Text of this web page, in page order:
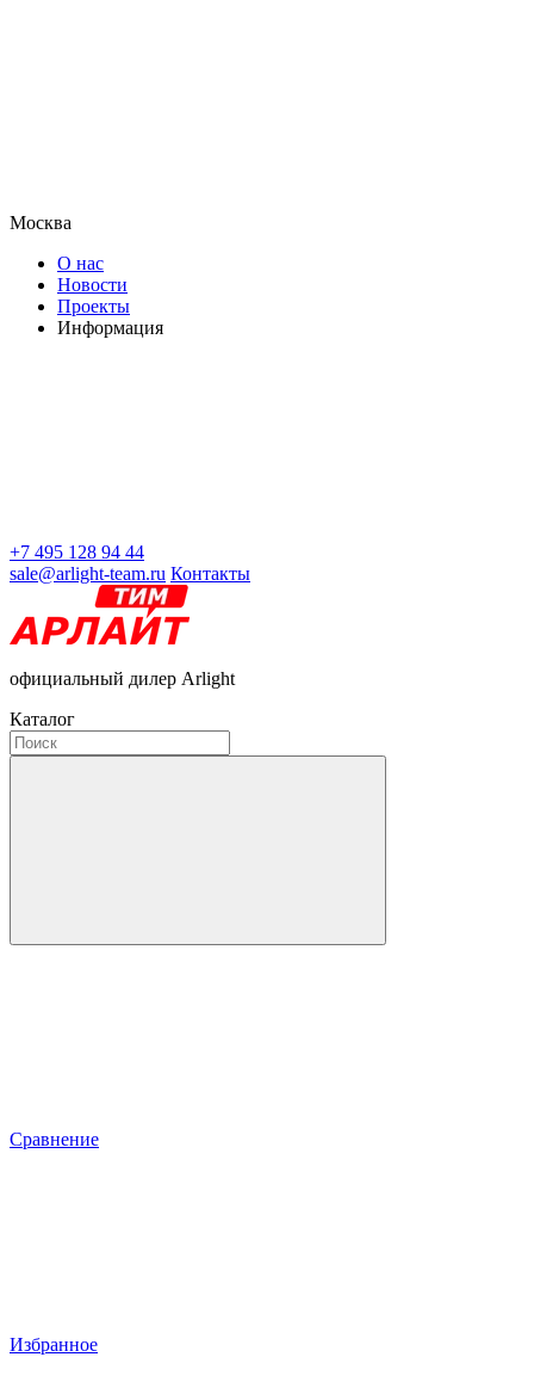
Москва
О нас
Новости
Проекты
Информация
+7 495 128 94 44
sale@arlight-team.ru Контакты
официальный дилер Arlight
Каталог
Сравнение
Избранное